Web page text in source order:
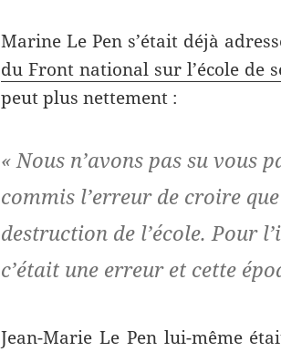
Marine Le Pen s’était déjà
du Front national sur l’école de
peut plus nettement :
« Nous n’avons pas su vous
commis l’erreur de croire
destruction de l’école. Pour
c’était une erreur et cette
Jean-Marie Le Pen lui-même